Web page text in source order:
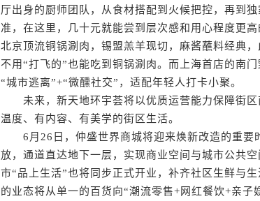
厅出身的厨师团队，从食材搭配到火候把控，再到
准，在这里，几十元就能尝到层次感和用心程度更
北京顶流铜锅涮肉，锡盟羔羊现切，麻酱蘸料经典
不用“打飞的”也能吃到铜锅涮肉。而上海首店的南
“城市逃离”+“微醺社交”，适配年轻人打卡小聚。
未来，新天地环宇荟将以优质运营能力保障街区
温度、有内容、有美学的街区生活。
6月26日，仲盛世界商城将迎来焕新改造的重要
放，通道直达地下一层，实现商业空间与城市公共
市“品上生活”也将同步正式开业，补齐社区生鲜与
的业态将从单一的百货向“潮流零售+网红餐饮+亲子